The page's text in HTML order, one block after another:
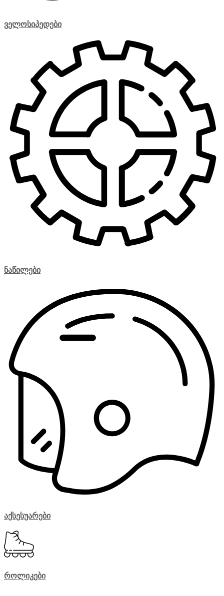
ველოსიპედები
ნაწილები
აქსესუარები
როლიკები